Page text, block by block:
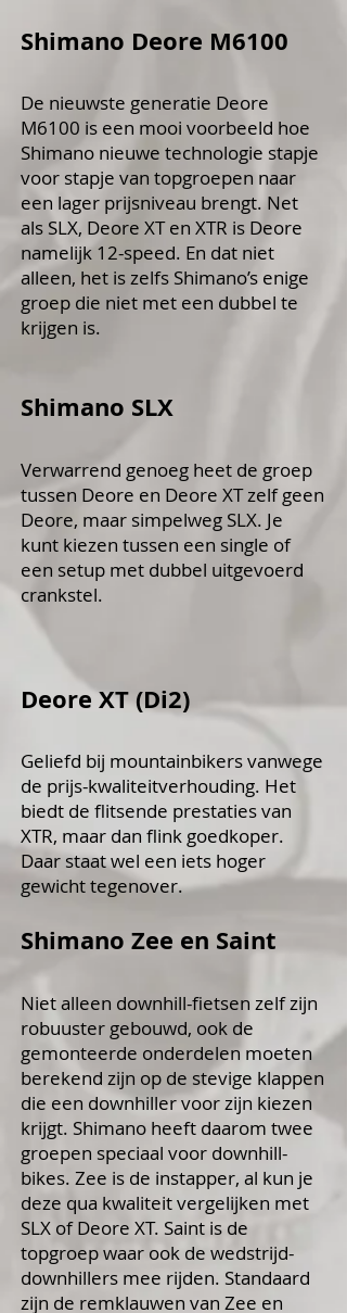
Shimano Deore M6100
De nieuwste generatie Deore
M6100 is een mooi voorbeeld hoe
Shimano nieuwe technologie stapje
voor stapje van topgroepen naar
een lager prijsniveau brengt. Net
als SLX, Deore XT en XTR is Deore
namelijk 12-speed. En dat niet
alleen, het is zelfs Shimano’s enige
groep die niet met een dubbel te
krijgen is.
Shimano SLX
Verwarrend genoeg heet de groep
tussen Deore en Deore XT zelf geen
Deore, maar simpelweg SLX. Je
kunt kiezen tussen een single of
een setup met dubbel uitgevoerd
crankstel.
Deore XT (Di2)
Geliefd bij mountainbikers vanwege
de prijs-kwaliteitverhouding. Het
biedt de flitsende prestaties van
XTR, maar dan flink goedkoper.
Daar staat wel een iets hoger
gewicht tegenover.
Shimano Zee en Saint
Niet alleen downhill-fietsen zelf zijn
robuuster gebouwd, ook de
gemonteerde onderdelen moeten
berekend zijn op de stevige klappen
die een downhiller voor zijn kiezen
krijgt. Shimano heeft daarom twee
groepen speciaal voor downhill-
bikes. Zee is de instapper, al kun je
deze qua kwaliteit vergelijken met
SLX of Deore XT. Saint is de
topgroep waar ook de wedstrijd-
downhillers mee rijden. Standaard
zijn de remklauwen van Zee en